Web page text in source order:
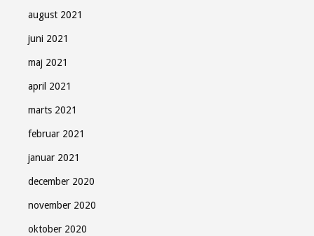
august 2021
juni 2021
maj 2021
april 2021
marts 2021
februar 2021
januar 2021
december 2020
november 2020
oktober 2020